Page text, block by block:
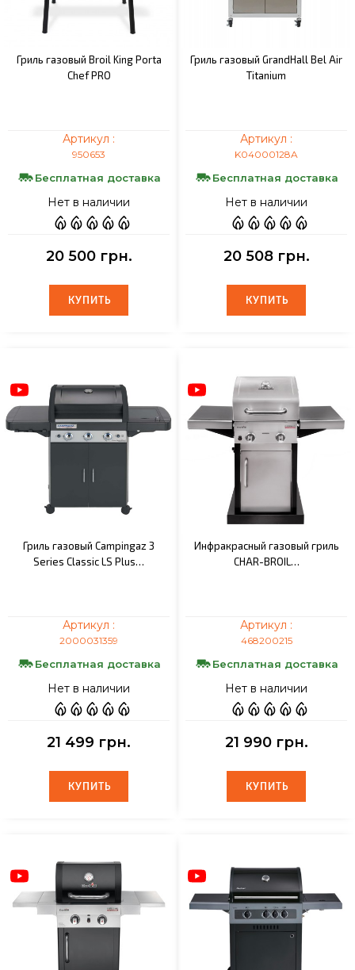
Гриль газовый Broil King Porta
Chef PRO
Артикул :
950653
Бесплатная доставка
Нет в наличии
20 500 грн.
КУПИТЬ
КУПИТЬ
Гриль газовый GrandHall Bel Air
Titanium
Артикул :
K04000128A
Бесплатная доставка
Нет в наличии
20 508 грн.
КУПИТЬ
КУПИТЬ
Гриль газовый Campingaz 3
Series Classic LS Plus…
Артикул :
2000031359
Бесплатная доставка
Нет в наличии
21 499 грн.
КУПИТЬ
КУПИТЬ
Инфракрасный газовый гриль
CHAR-BROIL…
Артикул :
468200215
Бесплатная доставка
Нет в наличии
21 990 грн.
КУПИТЬ
КУПИТЬ